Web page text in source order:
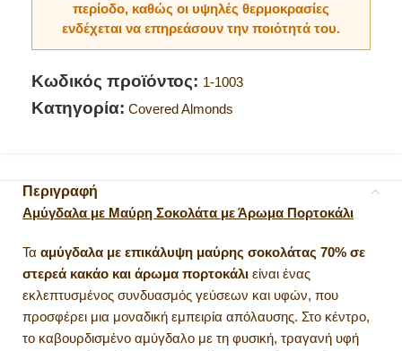
περίοδο, καθώς οι υψηλές θερμοκρασίες
ενδέχεται να επηρεάσουν την ποιότητά του.
Κωδικός προϊόντος: 1-1003
Κατηγορία: Covered Almonds
Περιγραφή
Αμύγδαλα με Μαύρη Σοκολάτα με Άρωμα Πορτοκάλι
Τα αμύγδαλα με επικάλυψη μαύρης σοκολάτας 70% σε
στερεά κακάο και άρωμα πορτοκάλι είναι ένας
εκλεπτυσμένος συνδυασμός γεύσεων και υφών, που
προσφέρει μια μοναδική εμπειρία απόλαυσης. Στο κέντρο,
το καβουρδισμένο αμύγδαλο με τη φυσική, τραγανή υφή